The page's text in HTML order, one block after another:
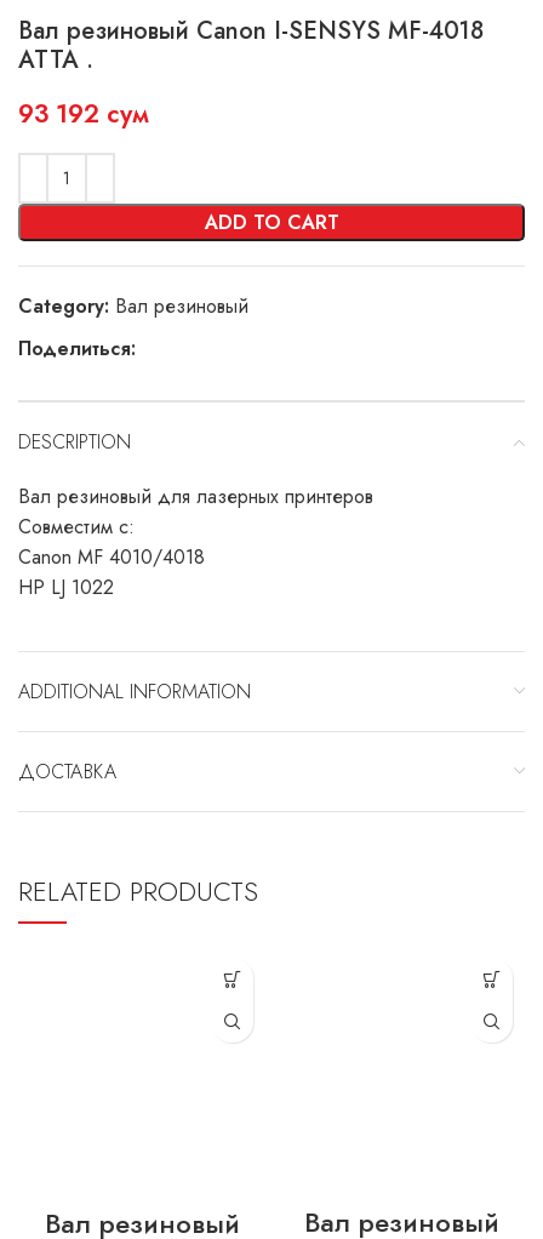
Вал резиновый Canon I-SENSYS MF-4018
ATTA .
93 192 сум
ADD TO CART
Category: Вал резиновый
Поделиться:
DESCRIPTION
Вал резиновый для лазерных принтеров
Совместим с:
Canon MF 4010/4018
HP LJ 1022
ADDITIONAL INFORMATION
ДОСТАВКА
RELATED PRODUCTS
Вал резиновый
Вал резиновый